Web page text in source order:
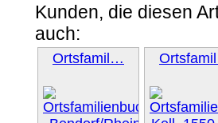
Kunden, die diesen
auch:
Ortsfamil…